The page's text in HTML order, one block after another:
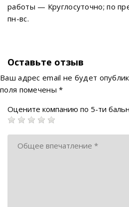
работы — Круглосуточно; по
пн-вс.
Оставьте отзыв
Ваш адрес email не будет
поля помечены*
Оцените компанию по 5-ти